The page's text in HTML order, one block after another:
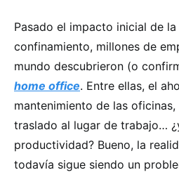
Pasado el impacto inicial de
confinamiento, millones de
mundo descubrieron (o
home office. Entre ellas, el
mantenimiento de las
traslado al lugar de trabajo…
productividad? Bueno, la
todavía sigue siendo un